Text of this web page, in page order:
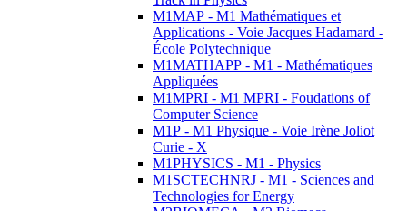
M1MAP - M1 Mathématiques et
Applications - Voie Jacques Hadamard -
École Polytechnique
M1MATHAPP - M1 - Mathématiques
Appliquées
M1MPRI - M1 MPRI - Foudations of
Computer Science
M1P - M1 Physique - Voie Irène Joliot
Curie - X
M1PHYSICS - M1 - Physics
M1SCTECHNRJ - M1 - Sciences and
Technologies for Energy